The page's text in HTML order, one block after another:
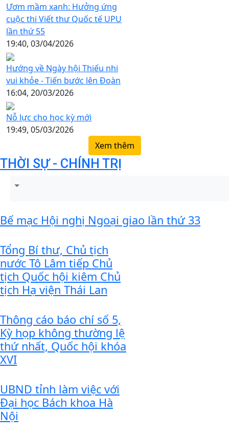
Ươm mầm xanh: Hưởng ứng
cuộc thi Viết thư Quốc tế UPU
lần thứ 55
19:40, 03/04/2026
Hướng về Ngày hội Thiếu nhi
vui khỏe - Tiến bước lên Đoàn
16:04, 20/03/2026
Nỗ lực cho học kỳ mới
19:49, 05/03/2026
Xem thêm
THỜI SỰ - CHÍNH TRỊ
Bế mạc Hội nghị Ngoại giao lần thứ 33
Tổng Bí thư, Chủ tịch
nước Tô Lâm tiếp Chủ
tịch Quốc hội kiêm Chủ
tịch Hạ viện Thái Lan
Thông cáo báo chí số 5,
Kỳ họp không thường lệ
thứ nhất, Quốc hội khóa
XVI
UBND tỉnh làm việc với
Đại học Bách khoa Hà
Nội